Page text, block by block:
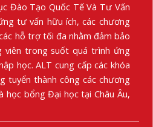
Đào Tạo Quốc Tế Và Tư Vấn
tư vấn hữu ích, các chương
hỗ trợ tối đa nhằm đảm bảo
viên trong suốt quá trình ứng
học. ALT cung cấp các khóa
tuyển thành công các chương
học bổng Đại học tại Châu Âu,